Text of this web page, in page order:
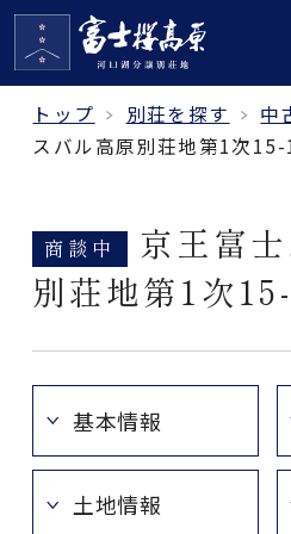
トップ 別荘を探す 中
スバル高原別荘地第1次15-
商談中
京王富
別荘地第1次
基本情報
土地情報